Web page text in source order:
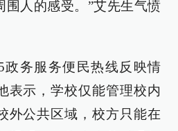
围人的感受。”艾先生气愤
政务服务便民热线反映情
表示，学校仅能管理校内
外公共区域，校方只能在